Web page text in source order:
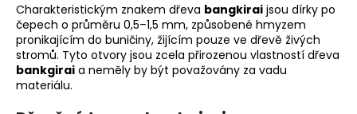
Charakteristickým znakem dřeva bangkirai jsou dírky po
čepech o průměru 0,5–1,5 mm, způsobené hmyzem
pronikajícím do buničiny, žijícím pouze ve dřevě živých
stromů. Tyto otvory jsou zcela přirozenou vlastností dřeva
bankgirai a neměly by být považovány za vadu
materiálu.